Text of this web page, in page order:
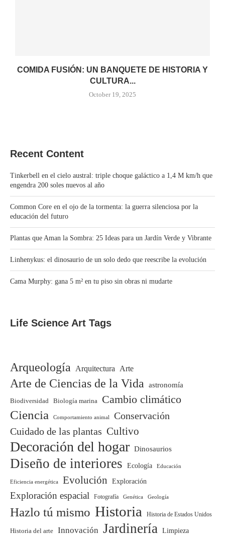
COMIDA FUSIÓN: UN BANQUETE DE HISTORIA Y
CULTURA...
October 19, 2025
Recent Content
Tinkerbell en el cielo austral: triple choque galáctico a 1,4 M km/h que
engendra 200 soles nuevos al año
Common Core en el ojo de la tormenta: la guerra silenciosa por la
educación del futuro
Plantas que Aman la Sombra: 25 Ideas para un Jardín Verde y Vibrante
Linhenykus: el dinosaurio de un solo dedo que reescribe la evolución
Cama Murphy: gana 5 m² en tu piso sin obras ni mudarte
Life Science Art Tags
Arqueología Arquitectura Arte
Arte de Ciencias de la Vida astronomía
Biodiversidad Biología marina Cambio climático
Ciencia Comportamiento animal
Conservación
Cuidado de las plantas Cultivo
Decoración del hogar Dinosaurios
Diseño de interiores Ecología Educación
Eficiencia energética Evolución Exploración
Exploración espacial Fotografía Genética Geología
Hazlo tú mismo Historia Historia de Estados Unidos
Historia del arte Innovación Jardinería Limpieza